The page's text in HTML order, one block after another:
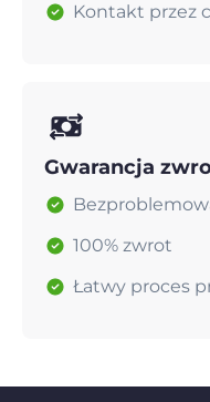
Kontakt przez
Gwarancja
100% zwrot
Łatwy proces